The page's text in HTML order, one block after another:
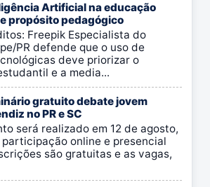
Artificial na educação
propósito pedagógico
Freepik Especialista do
PR defende que o uso de
deve priorizar o
e a media...
gratuito debate jovem
no PR e SC
será realizado em 12 de agosto,
participação online e presencial
são gratuitas e as vagas,